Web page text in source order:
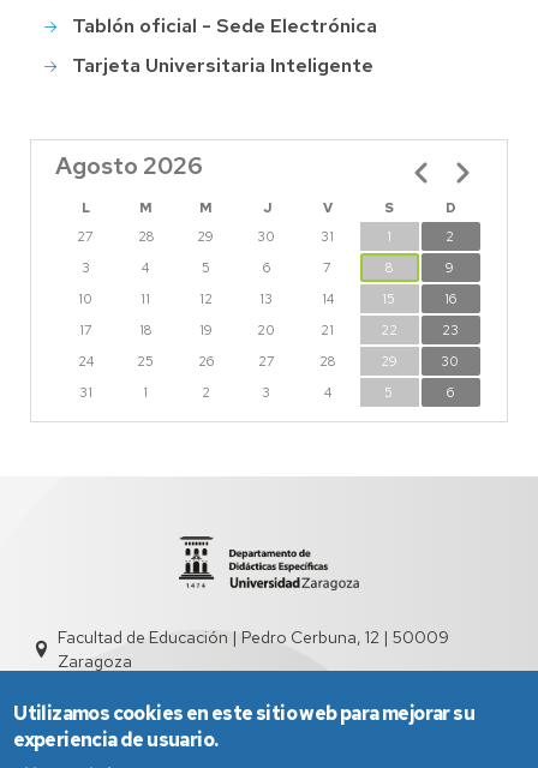
Tablón oficial - Sede Electrónica
Tarjeta Universitaria Inteligente
Agosto 2026
L M M J V S
D
27
28 29 30 31 1
2
3
4 5 6 7 8
9
10
11 12 13 14 15
16
17
18 19 20 21 22
23
24
25 26 27 28 29
30
31
1 2 3 4 5 6
Paginación
Facultad de Educación | Pedro Cerbuna, 12 | 50009
Zaragoza
Utilizamos cookies en este sitio web para mejorar su
experiencia de usuario.